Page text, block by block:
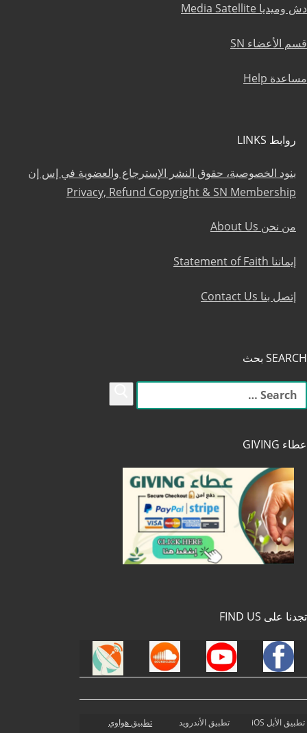
دش وميديا Media Satellite
قسم الأعضاء SN
مساعدة Help
روابط LINKS
بنود الخصوصية، حقوق النشر الإسترجاع والعضوية في إس إن
Privacy, Refund Copyright & SN Membership
من نحن About Us
إيماننا Statement of Faith
إتصل بنا Contact Us
SEARCH بحث
البحث
عن:
عطاء GIVING
تجدنا على FIND US
تطبيق الأبل iOS
تطبيق الأندرويد
تطبيق هواوي